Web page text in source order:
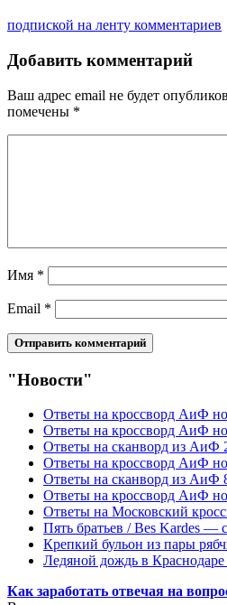
подпиской на ленту комментариев
Добавить комментарий
Ваш адрес email не будет
помечены *
Имя *
Email *
"Новости"
Ответы на кроссворд АиФ
Ответы на кроссворд АиФ
Ответы на сканворд из АиФ
Ответы на кроссворд АиФ
Ответы на сканворд из АиФ
Ответы на кроссворд АиФ
Ответы на Московский
Пять братьев / Bes Kardes —
Крепкий бульон из пары
Ледяной дождь в
Как заработать отвечая на